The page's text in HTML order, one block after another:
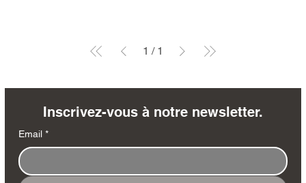
1 / 1
Inscrivez-vous à notre newsletter.
Email *